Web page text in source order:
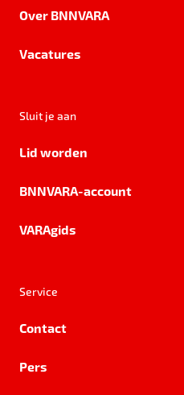
Over BNNVARA
Vacatures
Sluit je aan
Lid worden
BNNVARA-account
VARAgids
Service
Contact
Pers